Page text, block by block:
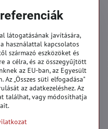
látogatásának javítására,
használattal kapcsolatos
származó eszközöket és
a célra, és az összegyűjtött
az EU-ban, az Egyesült
„Összes süti elfogadása"
az adatkezeléshez. Az
találhat, vagy módosíthatja